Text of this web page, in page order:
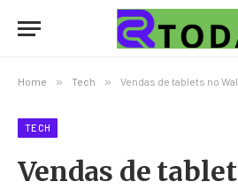
Home » Tech » Vendas de tablets no Walmart
TECH
Vendas de